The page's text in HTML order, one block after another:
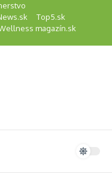
Top5.sk
magazín.sk